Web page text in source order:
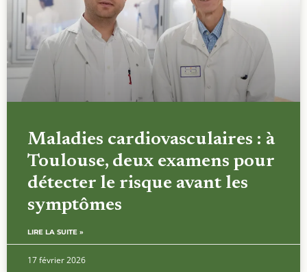
Maladies cardiovasculaires : à
Toulouse, deux examens pour
détecter le risque avant les
symptômes
LIRE LA SUITE »
17 février 2026